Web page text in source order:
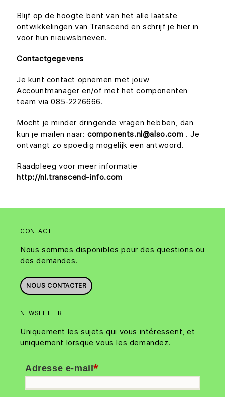
Blijf op de hoogte bent van het alle laatste
ontwikkelingen van Transcend en schrijf je hier in
voor hun nieuwsbrieven.
Contactgegevens
Je kunt contact opnemen met jouw
Accountmanager en/of met het componenten
team via 085-2226666.
Mocht je minder dringende vragen hebben, dan
kun je mailen naar: components.nl@also.com . Je
ontvangt zo spoedig mogelijk een antwoord.
Raadpleeg voor meer informatie
http://nl.transcend-info.com
CONTACT
Nous sommes disponibles pour des questions ou
des demandes.
NOUS CONTACTER
NEWSLETTER
Uniquement les sujets qui vous intéressent, et
uniquement lorsque vous les demandez.
*
Adresse e-mail